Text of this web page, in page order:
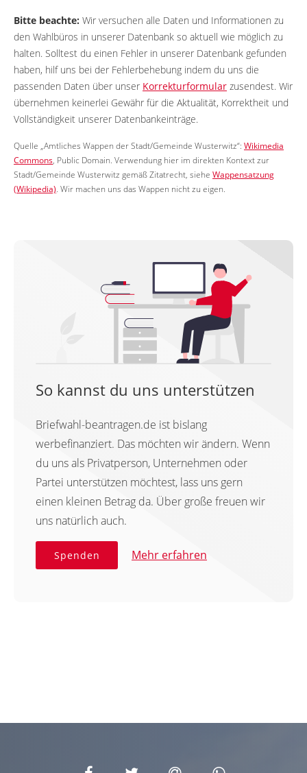
Bitte beachte: Wir versuchen alle Daten und Informationen zu
den Wahlbüros in unserer Datenbank so aktuell wie möglich zu
halten. Solltest du einen Fehler in unserer Datenbank gefunden
haben, hilf uns bei der Fehlerbehebung indem du uns die
passenden Daten über unser Korrekturformular zusendest. Wir
übernehmen keinerlei Gewähr für die Aktualität, Korrektheit und
Vollständigkeit unserer Datenbankeinträge.
Quelle „Amtliches Wappen der Stadt/Gemeinde Wusterwitz“: Wikimedia
Commons, Public Domain. Verwendung hier im direkten Kontext zur
Stadt/Gemeinde Wusterwitz gemäß Zitatrecht, siehe Wappensatzung
(Wikipedia). Wir machen uns das Wappen nicht zu eigen.
So kannst du uns unterstützen
Briefwahl-beantragen.de ist bislang
werbefinanziert. Das möchten wir ändern. Wenn
du uns als Privatperson, Unternehmen oder
Partei unterstützen möchtest, lass uns gern
einen kleinen Betrag da. Über große freuen wir
uns natürlich auch.
Spenden Mehr erfahren